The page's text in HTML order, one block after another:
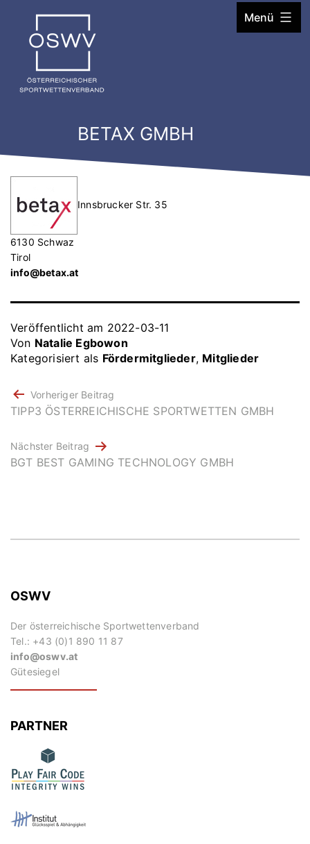
springen
Menü
BETAX GMBH
Innsbrucker Str. 35
6130 Schwaz
Tirol
info@betax.at
Veröffentlicht am 2022-03-11
Von Natalie Egbowon
Kategorisiert als Fördermitglieder, Mitglieder
BEITRAGSNAVIGATION
Vorheriger Beitrag
TIPP3 ÖSTERREICHISCHE SPORTWETTEN GMBH
Nächster Beitrag
BGT BEST GAMING TECHNOLOGY GMBH
OSWV
Der österreichische Sportwettenverband
Tel.: +43 (0)1 890 11 87
info@oswv.at
Gütesiegel
PARTNER